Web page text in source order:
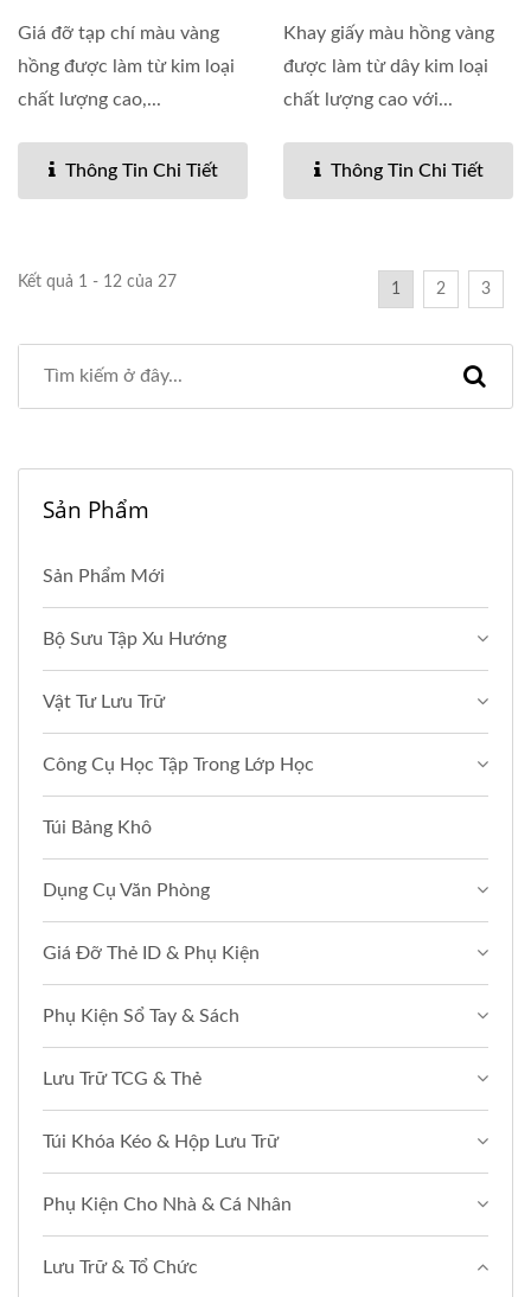
Giá đỡ tạp chí màu vàng
hồng được làm từ kim loại
chất lượng cao,...
Thông Tin Chi Tiết
Khay giấy màu hồng vàng
được làm từ dây kim loại
chất lượng cao với...
Thông Tin Chi Tiết
Kết quả 1 - 12 của 27 1 2 3
Sản Phẩm
Sản Phẩm Mới
Bộ Sưu Tập Xu Hướng
Vật Tư Lưu Trữ
Công Cụ Học Tập Trong Lớp Học
Túi Bảng Khô
Dụng Cụ Văn Phòng
Giá Đỡ Thẻ ID & Phụ Kiện
Phụ Kiện Sổ Tay & Sách
Lưu Trữ TCG & Thẻ
Túi Khóa Kéo & Hộp Lưu Trữ
Phụ Kiện Cho Nhà & Cá Nhân
Lưu Trữ & Tổ Chức